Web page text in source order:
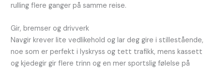
rulling flere ganger på samme reise.
Gir, bremser og drivverk
Navgir krever lite vedlikehold og lar deg gire i stillestående,
noe som er perfekt i lyskryss og tett trafikk, mens kassett
og kjedegir gir flere trinn og en mer sportslig følelse på